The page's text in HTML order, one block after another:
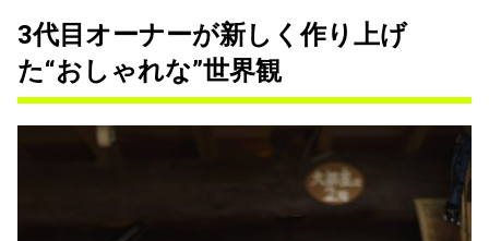
3代目オーナーが新しく作り上げ
た“おしゃれな”世界観